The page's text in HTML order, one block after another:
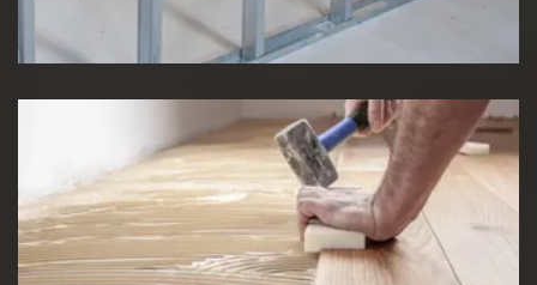
Pose de cloison